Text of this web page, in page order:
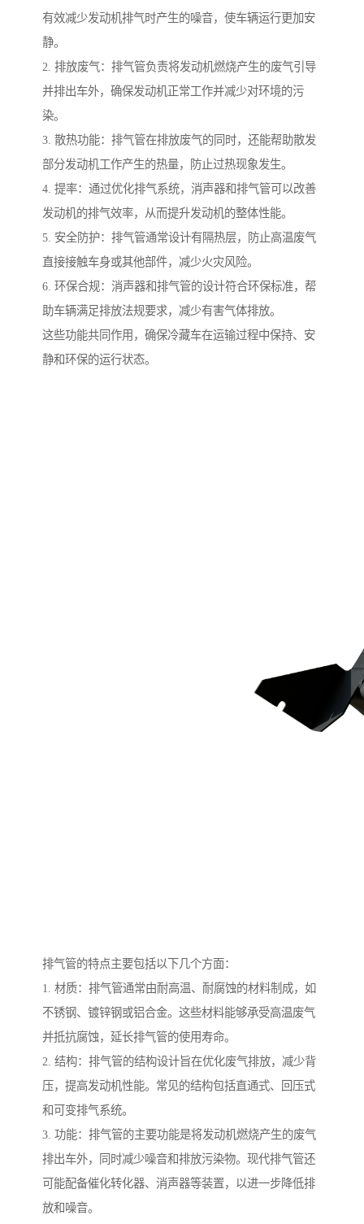
有效减少发动机排气时产生的噪音，使车辆运行更加安
静。
2. 排放废气：排气管负责将发动机燃烧产生的废气引导
并排出车外，确保发动机正常工作并减少对环境的污
染。
3. 散热功能：排气管在排放废气的同时，还能帮助散发
部分发动机工作产生的热量，防止过热现象发生。
4. 提率：通过优化排气系统，消声器和排气管可以改善
发动机的排气效率，从而提升发动机的整体性能。
5. 安全防护：排气管通常设计有隔热层，防止高温废气
直接接触车身或其他部件，减少火灾风险。
6. 环保合规：消声器和排气管的设计符合环保标准，帮
助车辆满足排放法规要求，减少有害气体排放。
这些功能共同作用，确保冷藏车在运输过程中保持、安
静和环保的运行状态。
排气管的特点主要包括以下几个方面：
1. 材质：排气管通常由耐高温、耐腐蚀的材料制成，如
不锈钢、镀锌钢或铝合金。这些材料能够承受高温废气
并抵抗腐蚀，延长排气管的使用寿命。
2. 结构：排气管的结构设计旨在优化废气排放，减少背
压，提高发动机性能。常见的结构包括直通式、回压式
和可变排气系统。
3. 功能：排气管的主要功能是将发动机燃烧产生的废气
排出车外，同时减少噪音和排放污染物。现代排气管还
可能配备催化转化器、消声器等装置，以进一步降低排
放和噪音。